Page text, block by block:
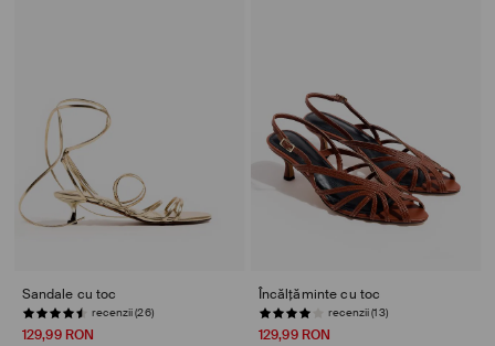
Sandale cu toc
recenzii (26)
129,99 RON
Încălțăminte cu toc
recenzii (13)
129,99 RON